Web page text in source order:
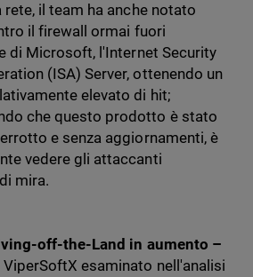
rete, il team ha anche notato
il firewall ormai fuori
di Microsoft, l'Internet Security
(ISA) Server, ottenendo un
elevato di hit;
che questo prodotto è stato
e senza aggiornamenti, è
vedere gli attaccanti
mira.
off-the-Land in aumento –
ViperSoftX esaminato nell'analisi